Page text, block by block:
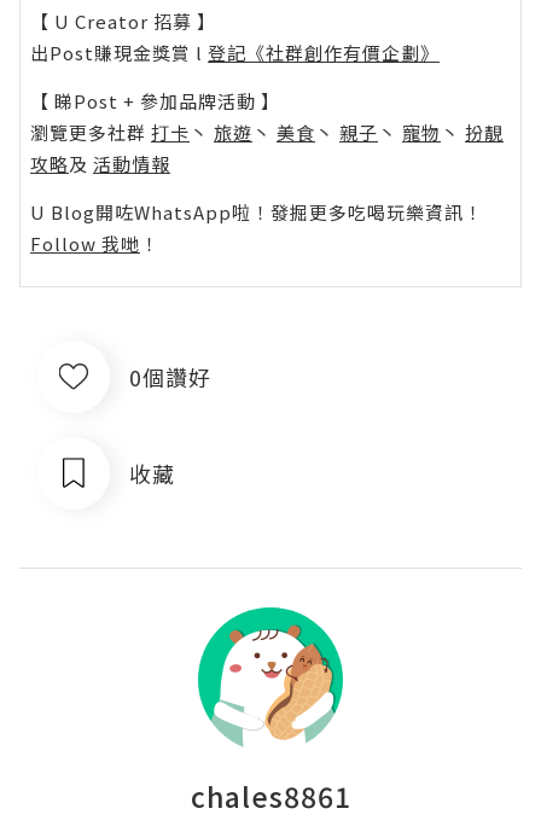
【 U Creator 招募 】
出Post賺現金獎賞 l 登記《社群創作有價企劃》
【 睇Post + 參加品牌活動 】
瀏覽更多社群 打卡 丶 旅遊 丶 美食 丶 親子 丶 寵物 丶 扮靚
攻略及 活動情報
U Blog開咗WhatsApp啦！發掘更多吃喝玩樂資訊！
Follow 我哋 ！
0個讚好
收藏
chales8861